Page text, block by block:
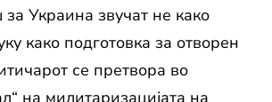
Украина звучат не како
како подготовка за отворен
се претвора во
на милитаризацијата на